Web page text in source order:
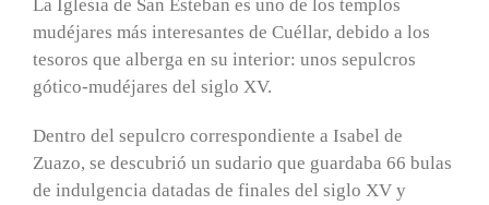
La Iglesia de San Esteban es uno de los templos
mudéjares más interesantes de Cuéllar, debido a los
tesoros que alberga en su interior: unos sepulcros
gótico-mudéjares del siglo XV.
Dentro del sepulcro correspondiente a Isabel de
Zuazo, se descubrió un sudario que guardaba 66 bulas
de indulgencia datadas de finales del siglo XV y